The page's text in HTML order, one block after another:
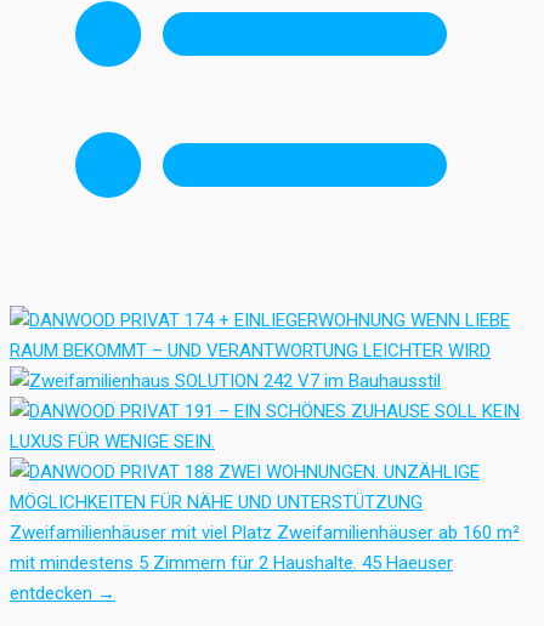
Zweifamilienhäuser mit viel Platz Zweifamilienhäuser ab 160 m²
mit mindestens 5 Zimmern für 2 Haushalte. 45 Haeuser
entdecken →